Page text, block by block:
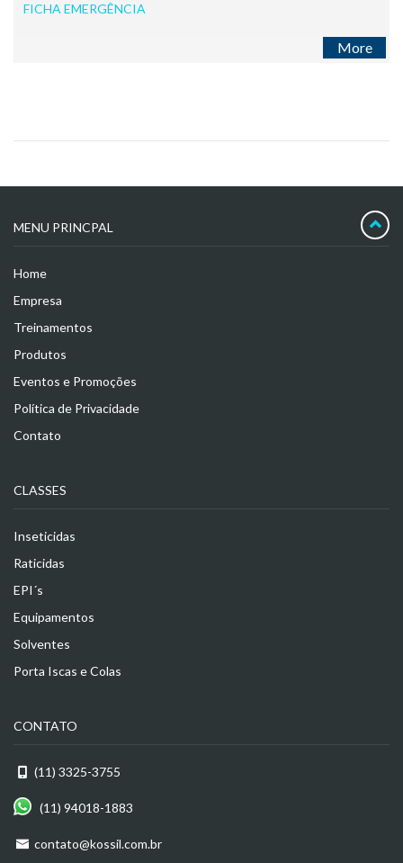
FICHA EMERGÊNCIA
More
MENU PRINCPAL
Home
Empresa
Treinamentos
Produtos
Eventos e Promoções
Política de Privacidade
Contato
CLASSES
Inseticidas
Raticidas
EPI´s
Equipamentos
Solventes
Porta Iscas e Colas
CONTATO
(11) 3325-3755
(11) 94018-1883
contato@kossil.com.br